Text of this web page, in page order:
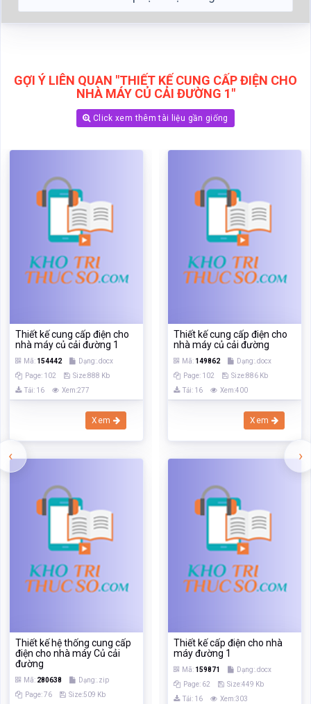
GỢI Ý LIÊN QUAN "THIẾT KẾ CUNG CẤP ĐIỆN CHO
NHÀ MÁY CỦ CẢI ĐƯỜNG 1"
Click xem thêm tài liệu gần giống
Thiết kế cung cấp điện cho
nhà máy củ cải đường 1
Mã: 154442
Dạng:.docx
Page: 102
Size:888 Kb
Tải: 16
Xem:277
Xem
Thiết kế hệ thống cung cấp
điện cho nhà máy Củ cải
đường
Mã: 280638
Dạng:.zip
Page: 76
Size:509 Kb
Thiết kế cung cấp điện cho
nhà máy củ cải đường
Mã: 149862
Dạng:.docx
Page: 102
Size:886 Kb
Tải: 16
Xem:400
Xem
Thiết kế cấp điện cho nhà
máy đường 1
Mã: 159871
Dạng:.docx
Page: 62
Size:449 Kb
Tải: 16
Xem:303
‹ ›